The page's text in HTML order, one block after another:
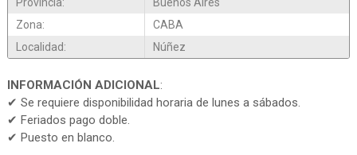
Zona:
CABA
Localidad:
Núñez
INFORMACIÓN ADICIONAL:
✔ Se requiere disponibilidad horaria de lunes a sábados.
✔ Feriados pago doble.
✔ Puesto en blanco.